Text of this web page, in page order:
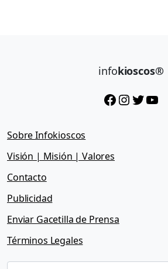
infokioscos®
Facebook InstagramTwitter YouTube
Sobre Infokioscos
Visión | Misión | Valores
Contacto
Publicidad
Enviar Gacetilla de Prensa
Términos Legales